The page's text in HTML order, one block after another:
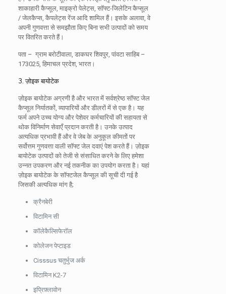
शाकाहारी कैप्सूल, माइक्रो पेलेट्स, सॉफ्ट-जिलेटिन कैप्सूल
/ जेलकैप्स, कैपलेट्स रेंज आदि शामिल हैं। इसके अलावा, वे
अपनी गुणवत्ता से समझौता किए बिना सभी उत्पादों को समय
पर वितरित करते हैं।
पता – ग्राम बरोटीवाला, डाकघर शिवपुर, पांवटा साहिब –
173025, हिमाचल प्रदेश, भारत।
3. ज़ोइक बायोटेक
ज़ोइक बायोटेक अग्रणी है और भारत में सर्वश्रेष्ठ सॉफ्ट जेल
कैप्सूल निर्यातकों, व्यापारियों और डीलरों में से एक है। यह
फर्म अपने उच्च योग्य और पेशेवर कर्मचारियों की सहायता से
थोक विनिर्माण सेवाएँ प्रदान करती है। उनके उत्पाद
अत्यधिक प्रभावी हैं और वे जेब के अनुकूल कीमतों पर
सर्वोत्तम गुणवत्ता वाली सॉफ्ट जेल दवाएं पेश करते हैं। ज़ोइक
बायोटेक उत्पादों को तेजी से संसाधित करने के लिए हमेशा
उन्नत उपकरण और नई तकनीक का उपयोग करता है। यहां
ज़ोइक बायोटेक के सॉफ्टजेल कैप्सूल की सूची दी गई है
जिसकी अत्यधिक मांग है;
क्रैनबेरी
विटामिन सी
कॉलेकैल्सिफेरॉल
कोलेजन पेप्टाइड
Cisssus चतुर्भुज अर्क
विटामिन K2-7
इप्रिफ़्लावोन